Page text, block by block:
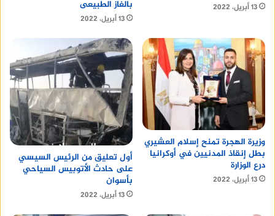
13 أبريل، 2022
بالغاز الطبيعى
13 أبريل، 2022
وزيرة الهجرة تمنح إسلام العشيري
بطل إنقاذ المدنيين في أوكرانيا
درع الوزارة
13 أبريل، 2022
أول تعليق من الرئيس السيسي
على حادث الأتوبيس السياحي
بأسوان
13 أبريل، 2022